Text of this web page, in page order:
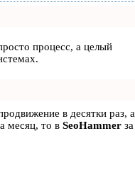
процесс, а целый
в десятки раз, а
месяц, то в SeoHammer за